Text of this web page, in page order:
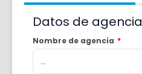
Datos de agencia
Nombre de agencia *